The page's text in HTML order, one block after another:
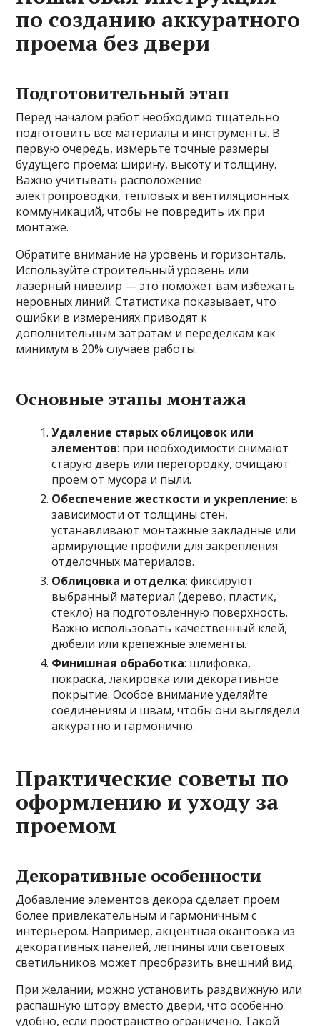
по созданию аккуратного
проема без двери
Подготовительный этап
Перед началом работ необходимо тщательно
подготовить все материалы и инструменты. В
первую очередь, измерьте точные размеры
будущего проема: ширину, высоту и толщину.
Важно учитывать расположение
электропроводки, тепловых и вентиляционных
коммуникаций, чтобы не повредить их при
монтаже.
Обратите внимание на уровень и горизонталь.
Используйте строительный уровень или
лазерный нивелир — это поможет вам избежать
неровных линий. Статистика показывает, что
ошибки в измерениях приводят к
дополнительным затратам и переделкам как
минимум в 20% случаев работы.
Основные этапы монтажа
Удаление старых облицовок или
элементов: при необходимости снимают
старую дверь или перегородку, очищают
проем от мусора и пыли.
Обеспечение жесткости и укрепление: в
зависимости от толщины стен,
устанавливают монтажные закладные или
армирующие профили для закрепления
отделочных материалов.
Облицовка и отделка: фиксируют
выбранный материал (дерево, пластик,
стекло) на подготовленную поверхность.
Важно использовать качественный клей,
дюбели или крепежные элементы.
Финишная обработка: шлифовка,
покраска, лакировка или декоративное
покрытие. Особое внимание уделяйте
соединениям и швам, чтобы они выглядели
аккуратно и гармонично.
Практические советы по
оформлению и уходу за
проемом
Декоративные особенности
Добавление элементов декора сделает проем
более привлекательным и гармоничным с
интерьером. Например, акцентная окантовка из
декоративных панелей, лепнины или световых
светильников может преобразить внешний вид.
При желании, можно установить раздвижную или
распашную штору вместо двери, что особенно
удобно, если пространство ограничено. Такой